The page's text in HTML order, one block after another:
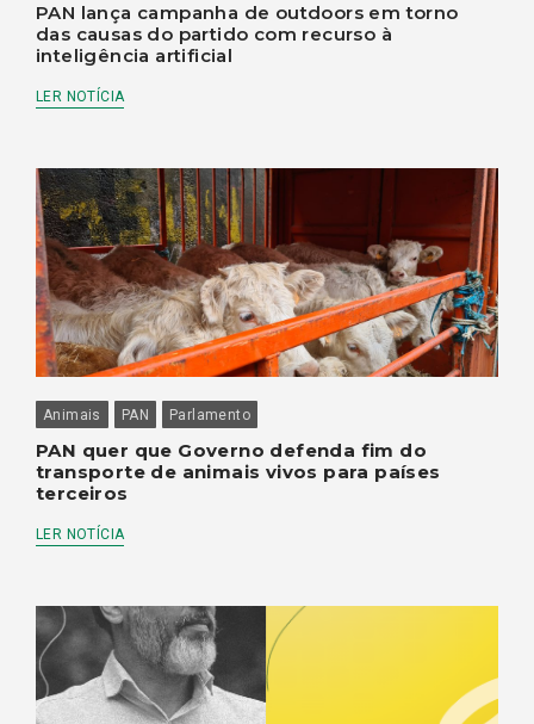
PAN lança campanha de outdoors em torno
das causas do partido com recurso à
inteligência artificial
LER NOTÍCIA
Animais PAN Parlamento
PAN quer que Governo defenda fim do
transporte de animais vivos para países
terceiros
LER NOTÍCIA